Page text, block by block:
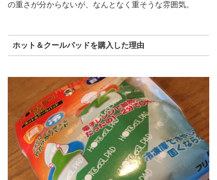
の重さが分からないが、なんとなく重そうな雰囲気。
ホット＆クールパッドを購入した理由